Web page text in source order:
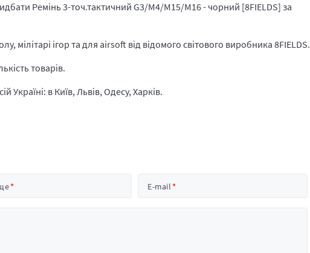
Ремінь 3-точ.тактичний G3/M4/M15/M16 - чорний [8FIELDS] за
мілітарі ігор та для airsoft від відомого світового виробника 8FIELDS.
товарів.
в Київ, Львів, Одесу, Харків.
E-mail